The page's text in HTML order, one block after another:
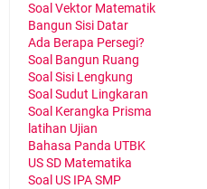
Soal Vektor Matematik
Bangun Sisi Datar
Ada Berapa Persegi?
Soal Bangun Ruang
Soal Sisi Lengkung
Soal Sudut Lingkaran
Soal Kerangka Prisma
latihan Ujian
Bahasa Panda UTBK
US SD Matematika
Soal US IPA SMP